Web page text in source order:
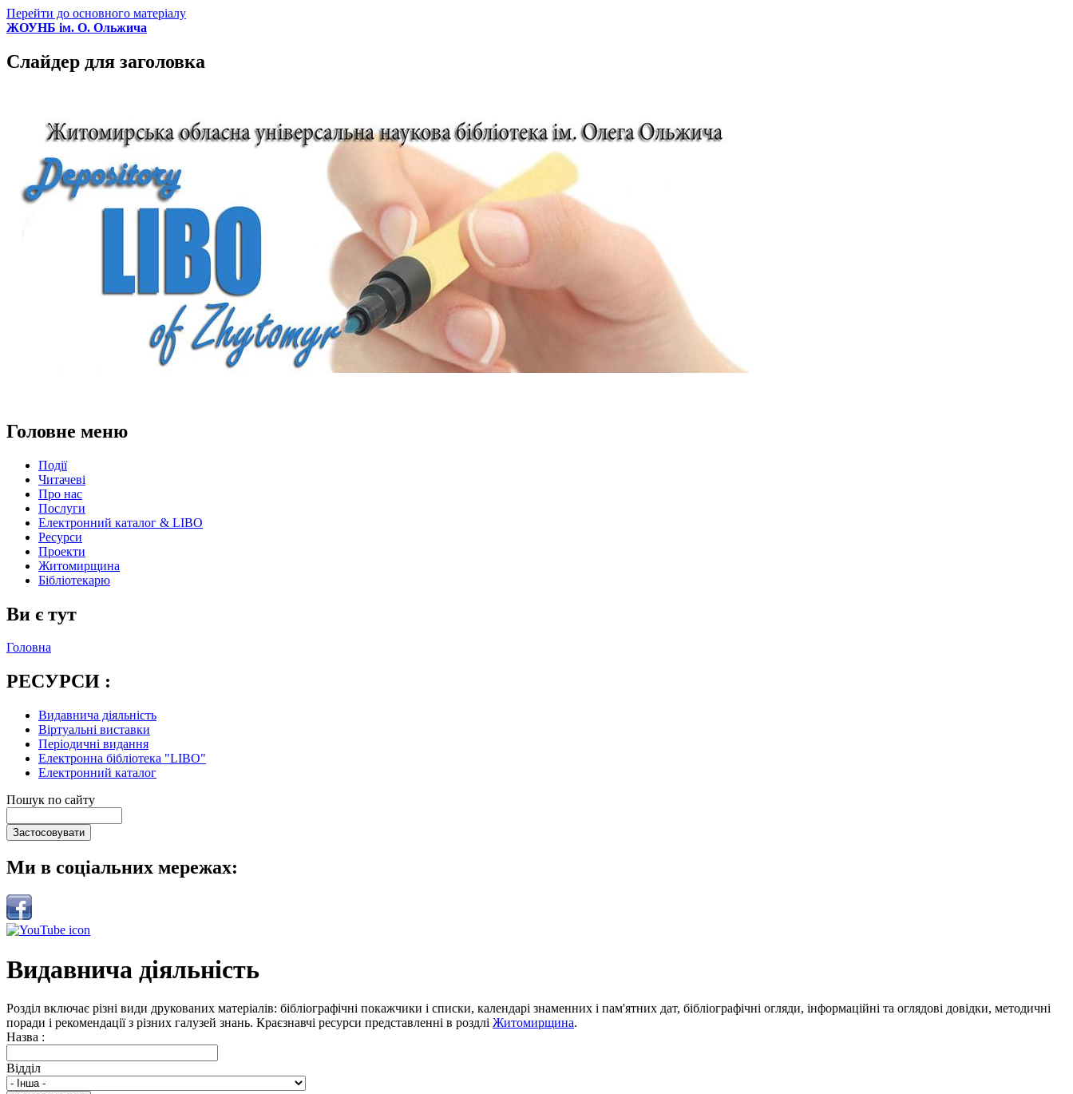
Перейти до основного матеріалу
ЖОУНБ ім. О. Ольжича
Слайдер для заголовка
Головне меню
Події
Читачеві
Про нас
Послуги
Електронний каталог & LIBO
Ресурси
Проекти
Житомирщина
Бібліотекарю
Ви є тут
Головна
РЕСУРСИ :
Видавнича діяльність
Віртуальні виставки
Періодичні видання
Електронна бібліотека "LIBO"
Електронний каталог
Пошук по сайту
Ми в соціальних мережах:
Видавнича діяльність
Розділ включає різні види друкованих матеріалів: бібліографічні покажчики і списки, календарі знаменних і пам'ятних дат, бібліографічні огляди, інформаційні та оглядові довідки, методичні
поради і рекомендації з різних галузей знань. Краєзнавчі ресурси представленні в роздлі Житомирщина.
Назва :
Відділ